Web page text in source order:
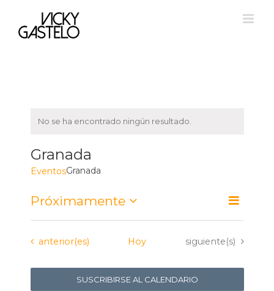
contenido
No se ha encontrado ningún resultado.
Granada
EventosGranada
Navegación
de
vistas
de
Lista
Próximamente
Eventos
anterior(es) Hoy Eventos
siguiente(s)
SUSCRIBIRSE AL CALENDARIO